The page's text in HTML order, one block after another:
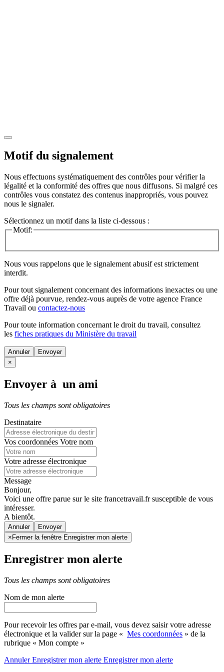
Motif du signalement
Nous effectuons systématiquement des contrôles pour vérifier la
légalité et la conformité des offres que nous diffusons. Si malgré ces
contrôles vous constatez des contenus inappropriés, vous pouvez
nous le signaler.
Sélectionnez un motif dans la liste ci-dessous :
Motif:
Nous vous rappelons que le signalement abusif est strictement
interdit.
Pour tout signalement concernant des informations inexactes ou une
offre déjà pourvue, rendez-vous auprès de votre agence France
Travail ou contactez-nous
Pour toute information concernant le droit du travail, consultez
les fiches pratiques du Ministère du travail
Annuler
×
Envoyer à un ami
Tous les champs sont obligatoires
Destinataire
Vos coordonnées Votre nom
Votre adresse électronique
Message
Bonjour,
Voici une offre parue sur le site francetravail.fr susceptible de vous
intéresser.
A bientôt.
Annuler
× Fermer la fenêtre Enregistrer mon alerte
Enregistrer mon alerte
Tous les champs sont obligatoires
Nom de mon alerte
Pour recevoir les offres par e-mail, vous devez saisir votre adresse
électronique et la valider sur la page « Mes coordonnées » de la
rubrique « Mon compte »
AnnulerEnregistrer mon alerte Enregistrermon alerte